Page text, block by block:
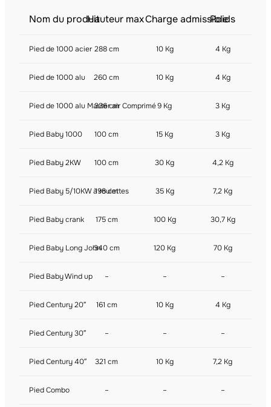
Nom du produitHauteur maxCharge admissible
Poids
Pied de 1000 acier 288 cm 10 Kg 4 Kg
Pied de 1000 alu 260 cm 10 Kg 4 Kg
Pied de 1000 alu Master air Comprimé
336 cm 9 Kg 3 Kg
Pied Baby 1000 100 cm 15 Kg 3 Kg
Pied Baby 2KW 100 cm 30 Kg 4,2 Kg
Pied Baby 5/10KW à roulettes
198 cm 35 Kg 7,2 Kg
Pied Baby crank 175 cm 100 Kg 30,7 Kg
Pied Baby Long John340 cm 120 Kg 70 Kg
Pied Baby Wind up – – –
Pied Century 20″ 161 cm 10 Kg 4 Kg
Pied Century 30″ – – –
Pied Century 40″ 321 cm 10 Kg 7,2 Kg
Pied Combo – – –